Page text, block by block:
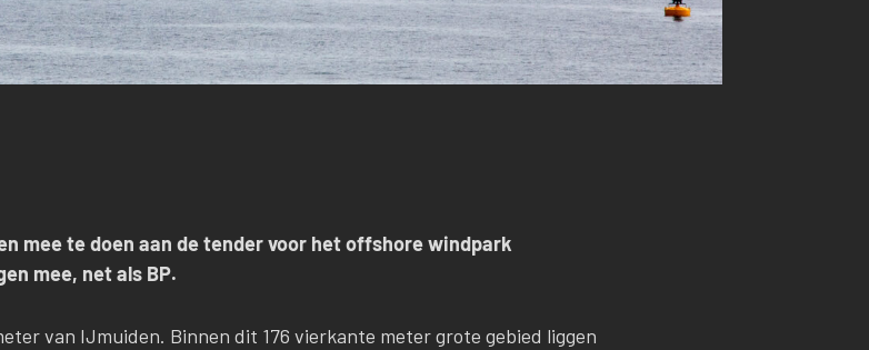
mee te doen aan de tender voor het offshore windpark
mee, net als BP.
van IJmuiden. Binnen dit 176 vierkante meter grote gebied liggen